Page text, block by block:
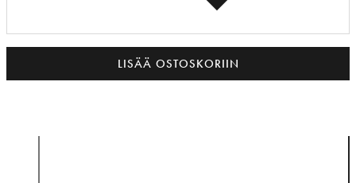
LISÄÄ OSTOSKORIIN